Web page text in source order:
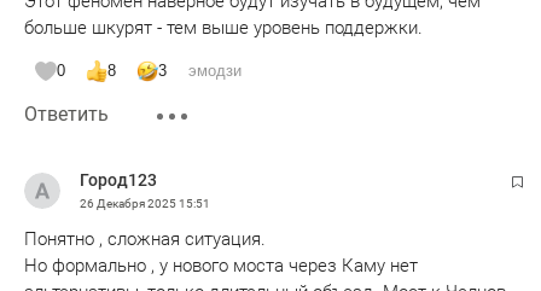
больше шкурят - тем выше уровень поддержки.
0 8 3 эмодзи
Ответить
Город123
26 Декабря 202515:51
Понятно , сложная ситуация.
Но формально , у нового моста через Каму нет